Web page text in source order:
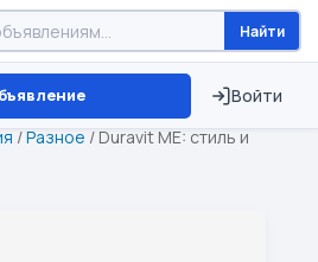
Найти
Войти
Брест ⏱ ТОЛЬКО 15 ДНЕЙ
/Разное / Duravit ME: стиль и